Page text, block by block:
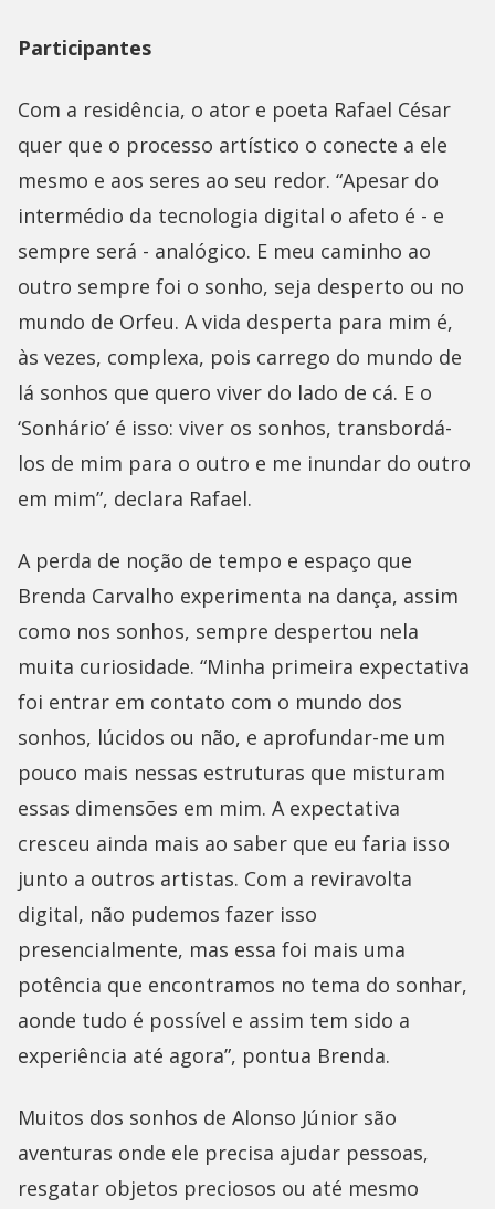
Participantes
Com a residência, o ator e poeta Rafael César
quer que o processo artístico o conecte a ele
mesmo e aos seres ao seu redor. “Apesar do
intermédio da tecnologia digital o afeto é - e
sempre será - analógico. E meu caminho ao
outro sempre foi o sonho, seja desperto ou no
mundo de Orfeu. A vida desperta para mim é,
às vezes, complexa, pois carrego do mundo de
lá sonhos que quero viver do lado de cá. E o
‘Sonhário’ é isso: viver os sonhos, transbordá-
los de mim para o outro e me inundar do outro
em mim”, declara Rafael.
A perda de noção de tempo e espaço que
Brenda Carvalho experimenta na dança, assim
como nos sonhos, sempre despertou nela
muita curiosidade. “Minha primeira expectativa
foi entrar em contato com o mundo dos
sonhos, lúcidos ou não, e aprofundar-me um
pouco mais nessas estruturas que misturam
essas dimensões em mim. A expectativa
cresceu ainda mais ao saber que eu faria isso
junto a outros artistas. Com a reviravolta
digital, não pudemos fazer isso
presencialmente, mas essa foi mais uma
potência que encontramos no tema do sonhar,
aonde tudo é possível e assim tem sido a
experiência até agora”, pontua Brenda.
Muitos dos sonhos de Alonso Júnior são
aventuras onde ele precisa ajudar pessoas,
resgatar objetos preciosos ou até mesmo